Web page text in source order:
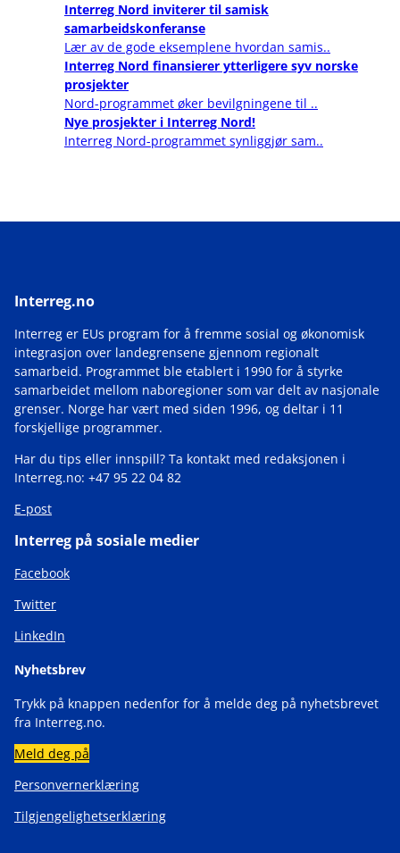
Interreg Nord inviterer til samisk
samarbeidskonferanse
Lær av de gode eksemplene hvordan samis..
Interreg Nord finansierer ytterligere syv norske
prosjekter
Nord-programmet øker bevilgningene til ..
Nye prosjekter i Interreg Nord!
Interreg Nord-programmet synliggjør sam..
Interreg.no
Interreg er EUs program for å fremme sosial og økonomisk
integrasjon over landegrensene gjennom regionalt
samarbeid. Programmet ble etablert i 1990 for å styrke
samarbeidet mellom naboregioner som var delt av nasjonale
grenser. Norge har vært med siden 1996, og deltar i 11
forskjellige programmer.
Har du tips eller innspill? Ta kontakt med redaksjonen i
Interreg.no: +47 95 22 04 82
E-post
Interreg på sosiale medier
Facebook
Twitter
LinkedIn
Nyhetsbrev
Trykk på knappen nedenfor for å melde deg på nyhetsbrevet
fra Interreg.no.
Meld deg på
Personvernerklæring
Tilgjengelighetserklæring